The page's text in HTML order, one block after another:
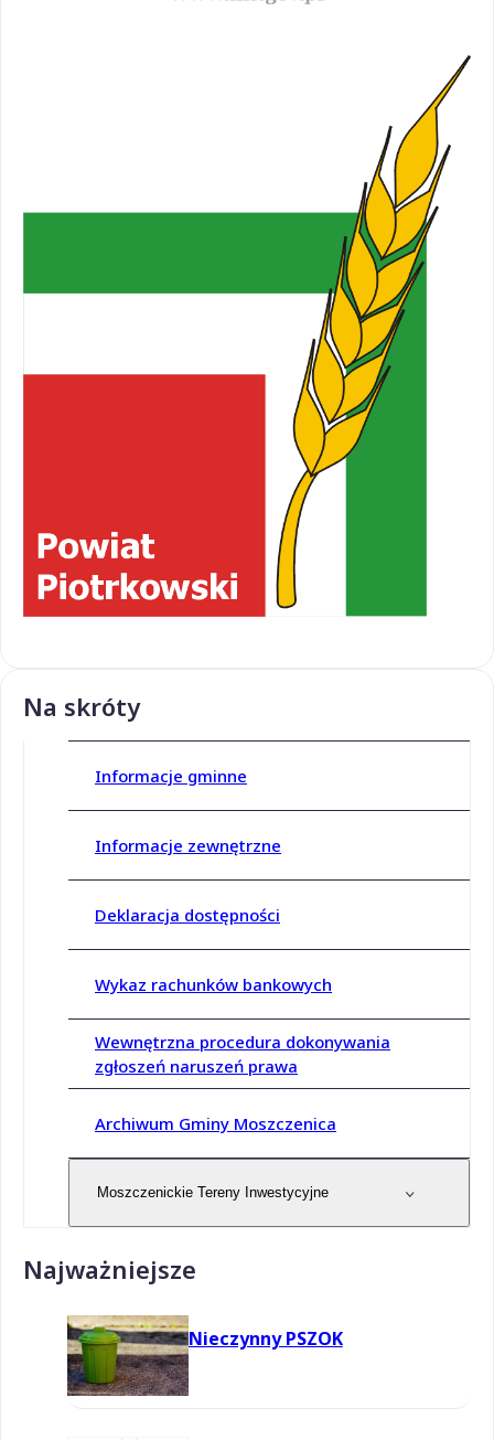
Na skróty
Informacje gminne
Informacje zewnętrzne
Deklaracja dostępności
Wykaz rachunków bankowych
Wewnętrzna procedura dokonywania
zgłoszeń naruszeń prawa
Archiwum Gminy Moszczenica
Moszczenickie Tereny Inwestycyjne
Najważniejsze
Nieczynny PSZOK